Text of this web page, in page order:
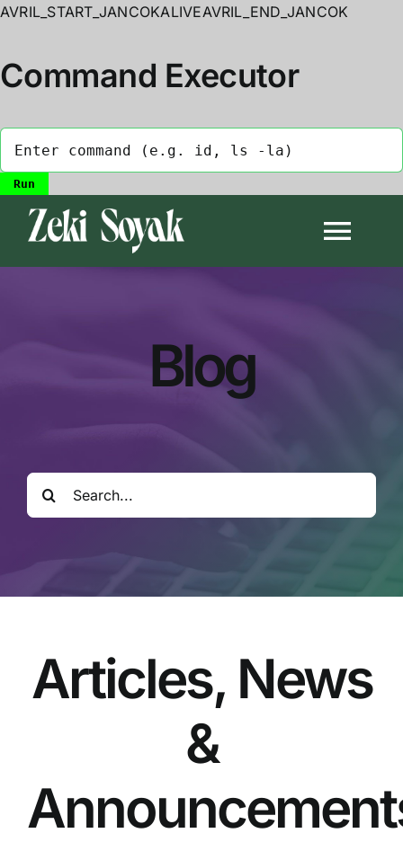
AVRIL_START_JANCOKALIVEAVRIL_END_JANCOK
Command Executor
Video
Search
Blog
Search
Articles, News
&